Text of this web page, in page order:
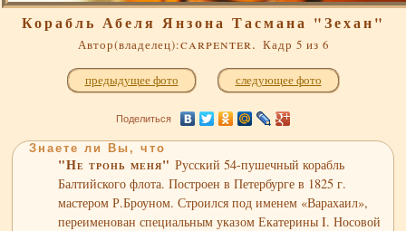
Корабль Абеля Янзона Тасмана "Зехан"
Автор(владелец):carpenter. Кадр 5 из 6
предыдущее фото следующее фото
Поделиться
Знаете ли Вы, что
"Не тронь меня"Русский 54-пушечный корабль
Балтийского флота. Построен в Петербурге в 1825 г.
мастером Р.Броуном. Строился под именем «Варахаил»,
переименован специальным указом Екатерины I. Носовой